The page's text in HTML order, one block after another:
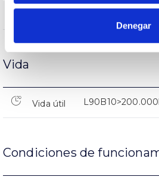
Denegar
Vida
Vida útil
Condiciones de